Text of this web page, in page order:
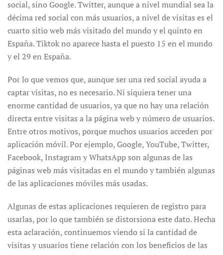
social, sino Google. Twitter, aunque a nivel mundial sea la
décima red social con más usuarios, a nivel de visitas es el
cuarto sitio web más visitado del mundo y el quinto en
España. Tiktok no aparece hasta el puesto 15 en el mundo
y el 29 en España.
Por lo que vemos que, aunque ser una red social ayuda a
captar visitas, no es necesario. Ni siquiera tener una
enorme cantidad de usuarios, ya que no hay una relación
directa entre visitas a la página web y número de usuarios.
Entre otros motivos, porque muchos usuarios acceden por
aplicación móvil. Por ejemplo, Google, YouTube, Twitter,
Facebook, Instagram y WhatsApp son algunas de las
páginas web más visitadas en el mundo y también algunas
de las aplicaciones móviles más usadas.
Algunas de estas aplicaciones requieren de registro para
usarlas, por lo que también se distorsiona este dato. Hecha
esta aclaración, continuemos viendo si la cantidad de
visitas y usuarios tiene relación con los beneficios de las